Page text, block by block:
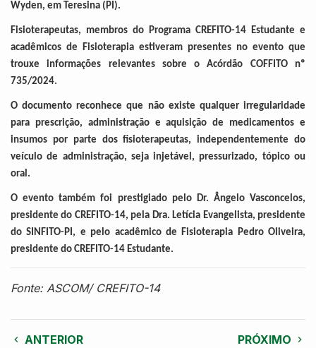
Wyden, em Teresina (PI).
Fisioterapeutas, membros do Programa CREFITO-14 Estudante e
acadêmicos de Fisioterapia estiveram presentes no evento que
trouxe informações relevantes sobre o Acórdão COFFITO nº
735/2024.
O documento reconhece que não existe qualquer irregularidade
para prescrição, administração e aquisição de medicamentos e
insumos por parte dos fisioterapeutas, independentemente do
veículo de administração, seja injetável, pressurizado, tópico ou
oral.
O evento também foi prestigiado pelo Dr. Ângelo Vasconcelos,
presidente do CREFITO-14, pela Dra. Letícia Evangelista, presidente
do SINFITO-PI, e pelo acadêmico de Fisioterapia Pedro Oliveira,
presidente do CREFITO-14 Estudante.
Fonte: ASCOM/ CREFITO-14
ANTERIOR PRÓXIMO